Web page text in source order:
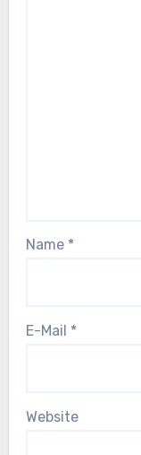
Name *
E-Mail *
Website